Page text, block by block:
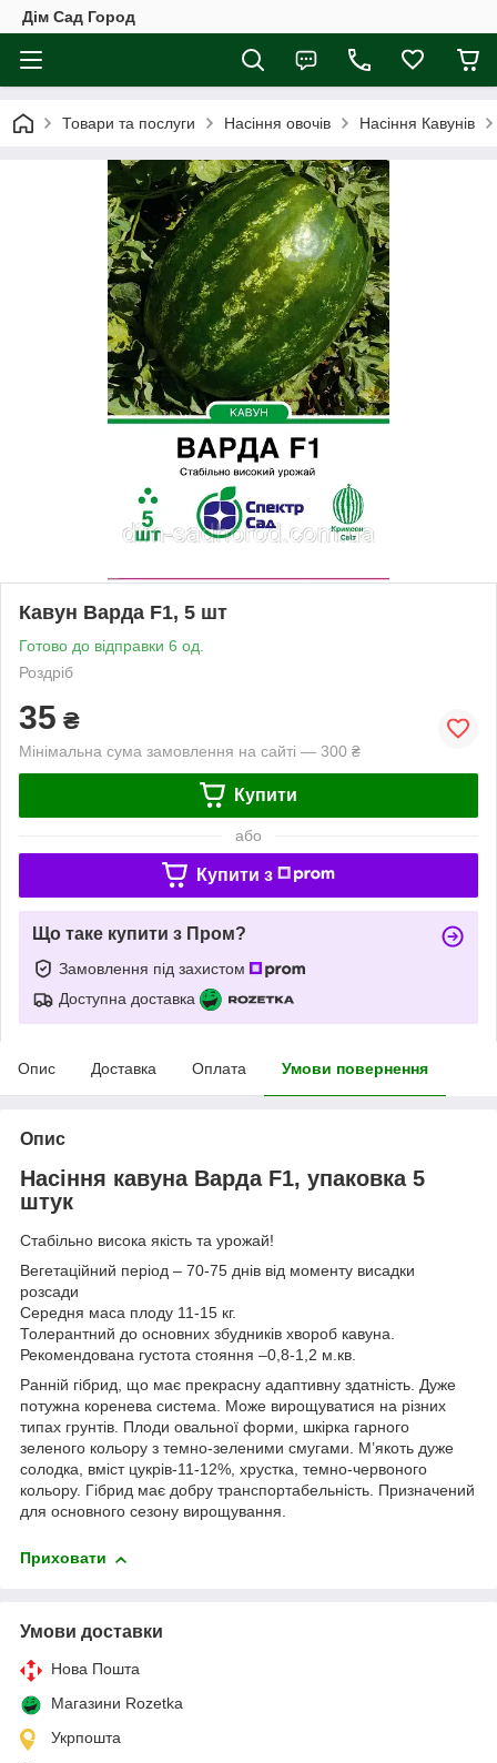
Дім Сад Город
Товари та послуги Насіння овочів Насіння Кавунів
Кавун Варда F1, 5 шт
Готово до відправки 6 од.
Роздріб
35 ₴
Мінімальна сума замовлення на сайті — 300 ₴
Купити
або
Купити з
Що таке купити з Пром?
Замовлення під захистом
Доступна доставка
Опис Доставка Оплата Умови повернення
Опис
Насіння кавуна Варда F1, упаковка 5
штук
Стабільно висока якість та урожай!
Вегетаційний період – 70-75 днів від моменту висадки
розсади
Середня маса плоду 11-15 кг.
Толерантний до основних збудників хвороб кавуна.
Рекомендована густота стояння –0,8-1,2 м.кв.
Ранній гібрид, що має прекрасну адаптивну здатність. Дуже
потужна коренева система. Може вирощуватися на різних
типах грунтів. Плоди овальної форми, шкірка гарного
зеленого кольору з темно-зеленими смугами. М’якоть дуже
солодка, вміст цукрів-11-12%, хрустка, темно-червоного
кольору. Гібрид має добру транспортабельність. Призначений
для основного сезону вирощування.
Приховати
Умови доставки
Нова Пошта
Магазини Rozetka
Укрпошта